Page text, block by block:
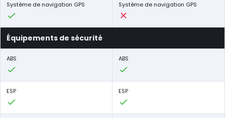
Système de navigation GPS Système de navigation GPS
Équipements de sécurité
ABS ABS
ESP ESP